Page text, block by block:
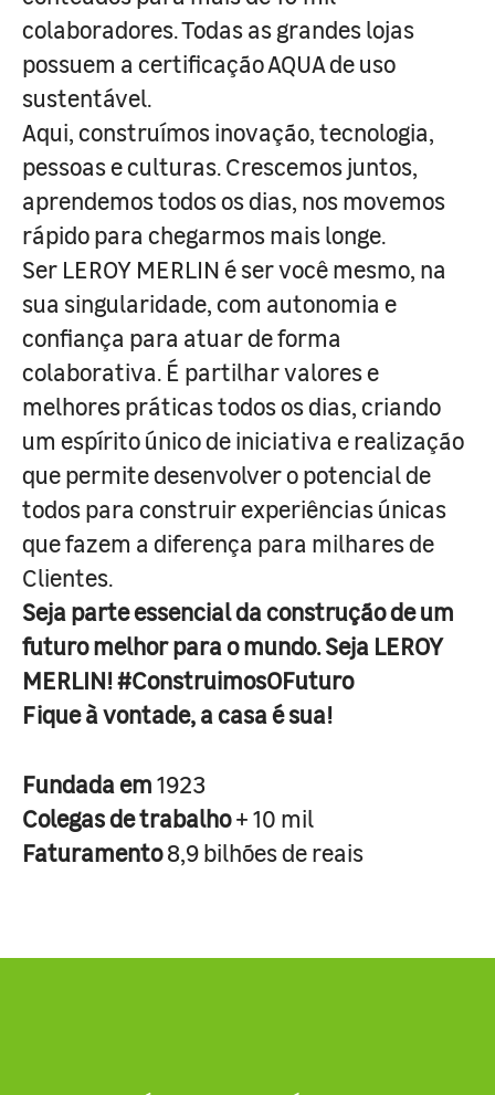
colaboradores. Todas as grandes lojas
possuem a certificação AQUA de uso
sustentável.
Aqui, construímos inovação, tecnologia,
pessoas e culturas. Crescemos juntos,
aprendemos todos os dias, nos movemos
rápido para chegarmos mais longe.
Ser LEROY MERLIN é ser você mesmo, na
sua singularidade, com autonomia e
confiança para atuar de forma
colaborativa. É partilhar valores e
melhores práticas todos os dias, criando
um espírito único de iniciativa e realização
que permite desenvolver o potencial de
todos para construir experiências únicas
que fazem a diferença para milhares de
Clientes.
Seja parte essencial da construção de um
futuro melhor para o mundo. Seja LEROY
MERLIN! #ConstruimosOFuturo
Fique à vontade, a casa é sua!
Fundada em1923
Colegas de trabalho+ 10 mil
Faturamento8,9 bilhões de reais